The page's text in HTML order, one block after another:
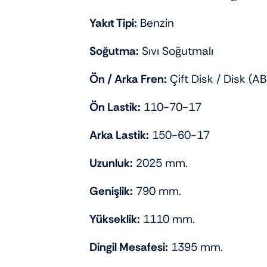
Yakıt Tipi: Benzin
Soğutma: Sıvı Soğutmalı
Ön / Arka Fren: Çift Disk / Disk
Ön Lastik: 110-70-17
Arka Lastik: 150-60-17
Uzunluk: 2025 mm.
Genişlik: 790 mm.
Yükseklik: 1110 mm.
Dingil Mesafesi: 1395 mm.